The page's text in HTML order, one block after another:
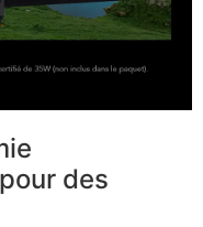
des